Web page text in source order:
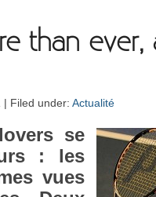
than ever,
| Filed under: Actualité
se
: les
vues